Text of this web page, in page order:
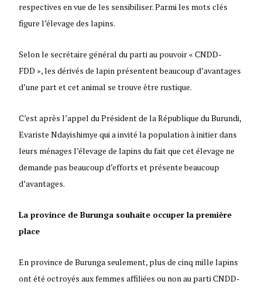
respectives en vue de les sensibiliser. Parmi les mots clés
figure l’élevage des lapins.
Selon le secrétaire général du parti au pouvoir « CNDD-
FDD », les dérivés de lapin présentent beaucoup d’avantages
d’une part et cet animal se trouve être rustique.
C’est après l’appel du Président de la République du Burundi,
Evariste Ndayishimye qui a invité la population à initier dans
leurs ménages l’élevage de lapins du fait que cet élevage ne
demande pas beaucoup d’efforts et présente beaucoup
d’avantages.
La province de Burunga souhaite occuper la première
place
En province de Burunga seulement, plus de cinq mille lapins
ont été octroyés aux femmes affiliées ou non au parti CNDD-